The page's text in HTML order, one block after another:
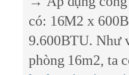
có: 16M2 x
9.600BTU. Như
phòng 16m2, ta